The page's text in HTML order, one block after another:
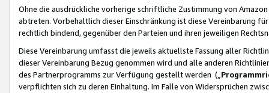
Ohne die ausdrückliche vorherige schriftliche Zustimmung von
abtreten. Vorbehaltlich dieser Einschränkung ist diese Vereinbarung
rechtlich bindend, gegenüber den Parteien und ihren jeweiligen
Diese Vereinbarung umfasst die jeweils aktuellste Fassung aller
dieser Vereinbarung Bezug genommen wird und alle anderen
des Partnerprogramms zur Verfügung gestellt werden („
verpflichten sich zu deren Einhaltung. Im Falle von Widersprüchen